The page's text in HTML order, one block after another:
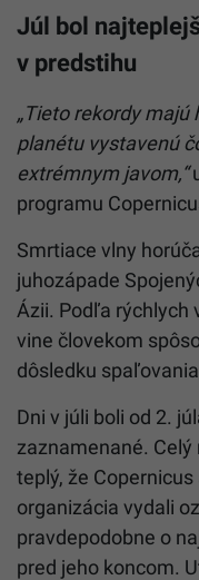
Júl bol
v predstihu
„Tieto rekordy majú
planétu vystavenú
extrémnym javom,“
programu
Smrtiace vlny
juhozápade
Ázii. Podľa rýchlych
vine človekom
dôsledku
Dni v júli boli od 2.
zaznamenané.
teplý, že
organizácia vydali
pravdepodobne o
pred jeho koncom.